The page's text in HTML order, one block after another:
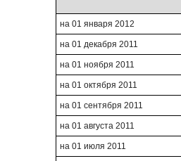
на 01 января 2012
на 01 декабря 2011
на 01 ноября 2011
на 01 октября 2011
на 01 сентября 2011
на 01 августа 2011
на 01 июля 2011